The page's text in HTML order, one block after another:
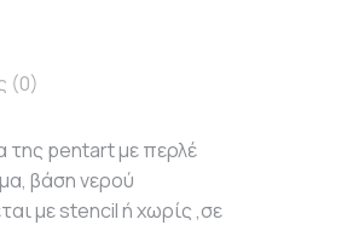
(0)
της pentart με περλέ
βάση νερού
με stencil ή χωρίς ,σε